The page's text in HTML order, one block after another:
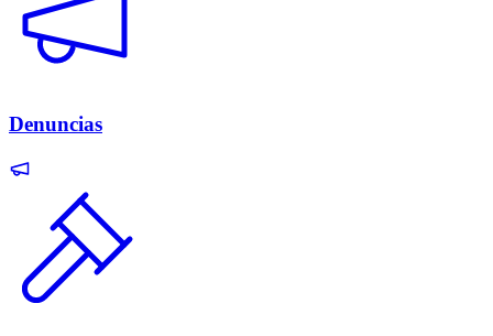
Denuncias